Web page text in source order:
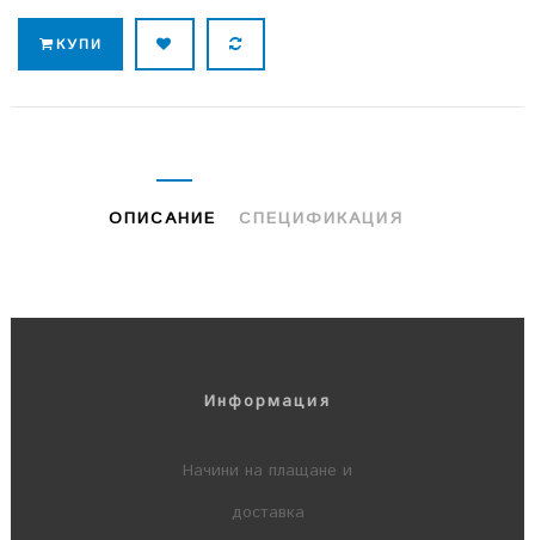
КУПИ
ОПИСАНИЕ СПЕЦИФИКАЦИЯ
Информация
Начини на плащане и
доставка